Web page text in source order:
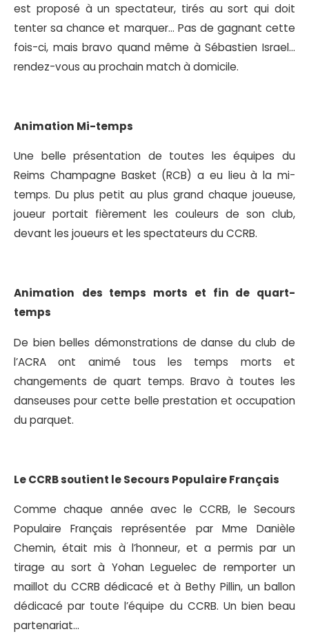
est proposé à un spectateur, tirés au sort qui doit
tenter sa chance et marquer… Pas de gagnant cette
fois-ci, mais bravo quand même à Sébastien Israel…
rendez-vous au prochain match à domicile.
Animation Mi-temps
Une belle présentation de toutes les équipes du
Reims Champagne Basket (RCB) a eu lieu à la mi-
temps. Du plus petit au plus grand chaque joueuse,
joueur portait fièrement les couleurs de son club,
devant les joueurs et les spectateurs du CCRB.
Animation
des temps morts et fin de quart-
temps
De bien belles démonstrations de danse du club de
l’ACRA ont animé tous les temps morts et
changements de quart temps. Bravo à toutes les
danseuses pour cette belle prestation et occupation
du parquet.
Le CCRB soutient le Secours Populaire Français
Comme chaque année avec le CCRB, le Secours
Populaire Français représentée par Mme Danièle
Chemin, était mis à l’honneur, et a permis par un
tirage au sort à Yohan Leguelec de remporter un
maillot du CCRB dédicacé et à Bethy Pillin, un ballon
dédicacé par toute l’équipe du CCRB. Un bien beau
partenariat…